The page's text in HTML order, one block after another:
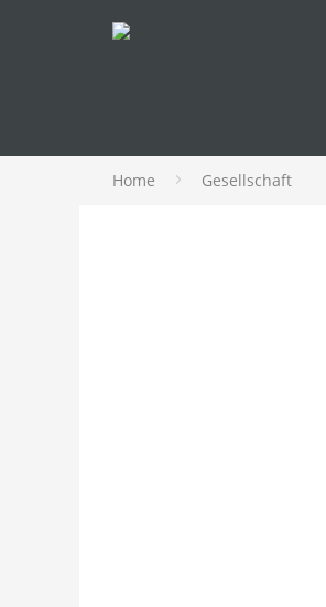
Home Gesellschaft